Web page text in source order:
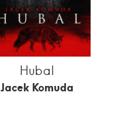
Hubal
Jacek Komuda